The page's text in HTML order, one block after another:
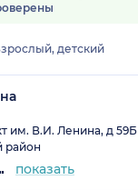
детский
им. В.И. Ленина, д 59Б
район
97-65 показать